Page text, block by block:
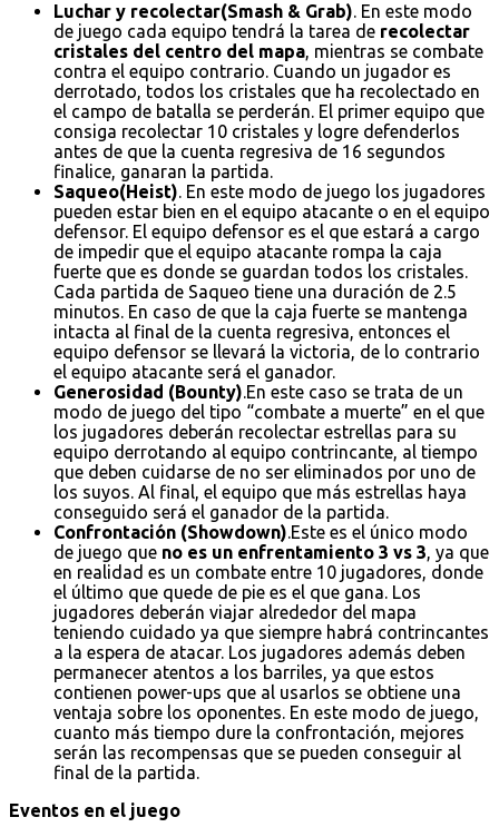
Luchar y recolectar(Smash & Grab). En este modo
de juego cada equipo tendrá la tarea de recolectar
cristales del centro del mapa, mientras se combate
contra el equipo contrario. Cuando un jugador es
derrotado, todos los cristales que ha recolectado en
el campo de batalla se perderán. El primer equipo que
consiga recolectar 10 cristales y logre defenderlos
antes de que la cuenta regresiva de 16 segundos
finalice, ganaran la partida.
Saqueo(Heist). En este modo de juego los jugadores
pueden estar bien en el equipo atacante o en el equipo
defensor. El equipo defensor es el que estará a cargo
de impedir que el equipo atacante rompa la caja
fuerte que es donde se guardan todos los cristales.
Cada partida de Saqueo tiene una duración de 2.5
minutos. En caso de que la caja fuerte se mantenga
intacta al final de la cuenta regresiva, entonces el
equipo defensor se llevará la victoria, de lo contrario
el equipo atacante será el ganador.
Generosidad (Bounty).En este caso se trata de un
modo de juego del tipo “combate a muerte” en el que
los jugadores deberán recolectar estrellas para su
equipo derrotando al equipo contrincante, al tiempo
que deben cuidarse de no ser eliminados por uno de
los suyos. Al final, el equipo que más estrellas haya
conseguido será el ganador de la partida.
Confrontación (Showdown).Este es el único modo
de juego que no es un enfrentamiento 3 vs 3, ya que
en realidad es un combate entre 10 jugadores, donde
el último que quede de pie es el que gana. Los
jugadores deberán viajar alrededor del mapa
teniendo cuidado ya que siempre habrá contrincantes
a la espera de atacar. Los jugadores además deben
permanecer atentos a los barriles, ya que estos
contienen power-ups que al usarlos se obtiene una
ventaja sobre los oponentes. En este modo de juego,
cuanto más tiempo dure la confrontación, mejores
serán las recompensas que se pueden conseguir al
final de la partida.
Eventos en el juego